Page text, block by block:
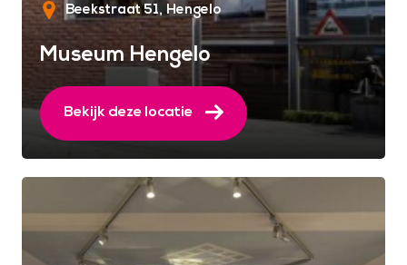
Beekstraat 51 Hengelo
Museum Hengelo
Bekijk deze locatie